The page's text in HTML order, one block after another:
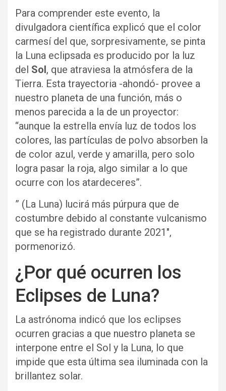
Para comprender este evento, la
divulgadora científica explicó que el color
carmesí del que, sorpresivamente, se pinta
la Luna eclipsada es producido por la luz
del Sol, que atraviesa la atmósfera de la
Tierra. Esta trayectoria -ahondó- provee a
nuestro planeta de una función, más o
menos parecida a la de un proyector:
“aunque la estrella envía luz de todos los
colores, las partículas de polvo absorben la
de color azul, verde y amarilla, pero solo
logra pasar la roja, algo similar a lo que
ocurre con los atardeceres”.
” (La Luna) lucirá más púrpura que de
costumbre debido al constante vulcanismo
que se ha registrado durante 2021″,
pormenorizó.
¿Por qué ocurren los
Eclipses de Luna?
La astrónoma indicó que los eclipses
ocurren gracias a que nuestro planeta se
interpone entre el Sol y la Luna, lo que
impide que esta última sea iluminada con la
brillantez solar.